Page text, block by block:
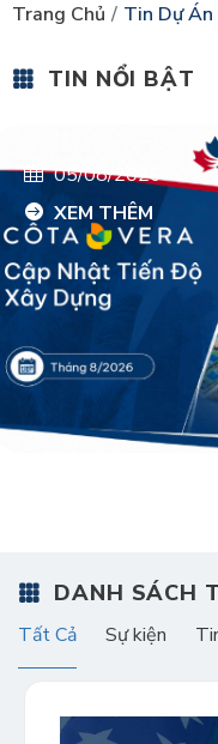
Trang Chủ Tin Dự
TIN NỔI BẬT
05/08/2026
XEM THÊM
DANH SÁCH
Tất Cả Sự kiện